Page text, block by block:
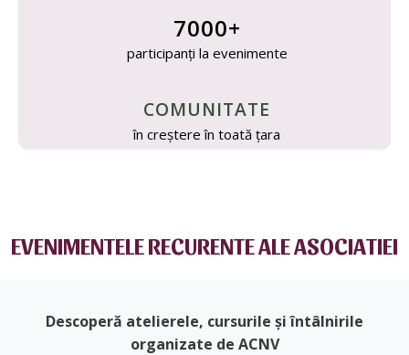
7000+
participanți la evenimente
COMUNITATE
în creștere în toată țara
EVENIMENTELE RECURENTE ALE ASOCIATIEI
Descoperă atelierele, cursurile și întâlnirile
organizate de ACNV